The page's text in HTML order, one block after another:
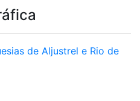
de Aljustrel e Rio de